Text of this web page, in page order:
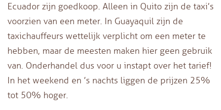
Ecuador zijn goedkoop. Alleen in Quito zijn de taxi’s
voorzien van een meter. In Guayaquil zijn de
taxichauffeurs wettelijk verplicht om een meter te
hebben, maar de meesten maken hier geen gebruik
van. Onderhandel dus voor u instapt over het tarief!
In het weekend en ’s nachts liggen de prijzen 25%
tot 50% hoger.